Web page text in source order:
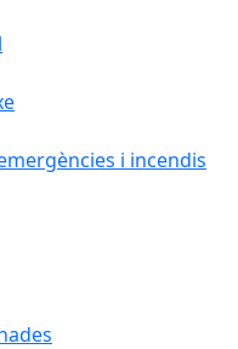
i incendis